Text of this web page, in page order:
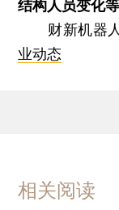
结构人员变化
财新机器人
业动态
相关阅读